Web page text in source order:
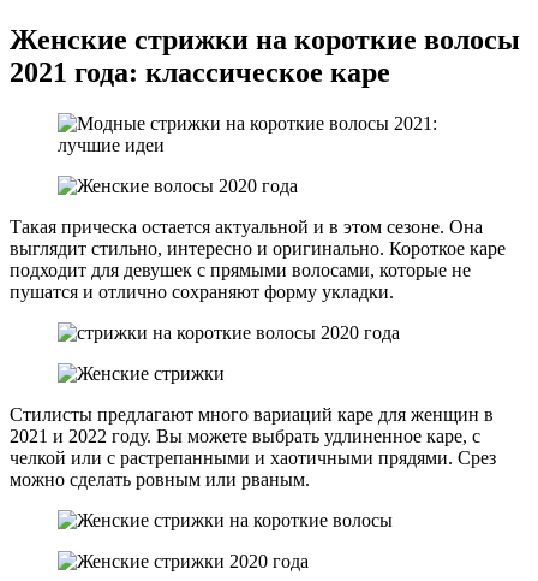
Женские стрижки на короткие волосы
2021 года: классическое каре
Такая прическа остается актуальной и в этом сезоне. Она
выглядит стильно, интересно и оригинально. Короткое каре
подходит для девушек с прямыми волосами, которые не
пушатся и отлично сохраняют форму укладки.
Стилисты предлагают много вариаций каре для женщин в
2021 и 2022 году. Вы можете выбрать удлиненное каре, с
челкой или с растрепанными и хаотичными прядями. Срез
можно сделать ровным или рваным.